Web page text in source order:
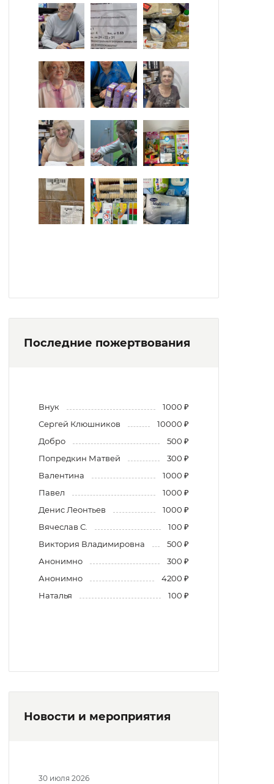
Последние пожертвования
Внук
1000 ₽
Сергей Клюшников
10000 ₽
Добро
500 ₽
Попредкин Матвей
300 ₽
Валентина
1000 ₽
Павел
1000 ₽
Денис Леонтьев
1000 ₽
Вячеслав С.
100 ₽
Виктория Владимировна
500 ₽
Анонимно
300 ₽
Анонимно
4200 ₽
Наталья
100 ₽
Новости и мероприятия
30 июля 2026